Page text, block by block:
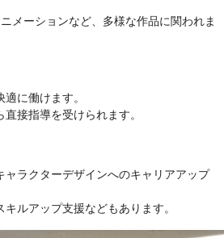
メーションなど、多様な作品に関われま
に働けます。
接指導を受けられます。
ャラクターデザインへのキャリアアップ
ルアップ支援などもあります。